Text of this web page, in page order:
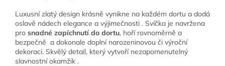
Luxusní zlatý design krásně vynikne na každém dortu a dodá
oslavě nádech elegance a výjimečnosti . Svíčka je navržena
pro snadné zapíchnutí do dortu, hoří rovnoměrně a
bezpečně a dokonale doplní narozeninovou či výroční
dekoraci. Skvělý detail, který vytvoří nezapomenutelný
slavnostní okamžik .